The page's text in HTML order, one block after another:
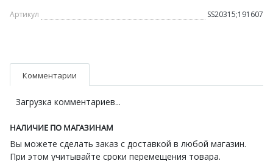
Артикул SS20315;191607
Комментарии
Загрузка комментариев...
НАЛИЧИЕ ПО МАГАЗИНАМ
Вы можете сделать заказ с доставкой в любой магазин.
При этом учитывайте сроки перемещения товара.